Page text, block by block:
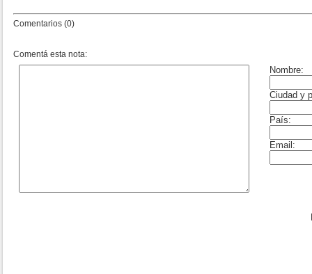
Comentarios (0)
Comentá esta nota: